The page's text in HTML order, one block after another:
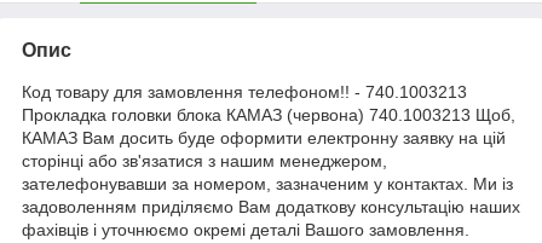
Опис
Код товару для замовлення телефоном!! - 740.1003213
Прокладка головки блока КАМАЗ (червона) 740.1003213 Щоб,
КАМАЗ Вам досить буде оформити електронну заявку на цій
сторінці або зв'язатися з нашим менеджером,
зателефонувавши за номером, зазначеним у контактах. Ми із
задоволенням приділяємо Вам додаткову консультацію наших
фахівців і уточнюємо окремі деталі Вашого замовлення.